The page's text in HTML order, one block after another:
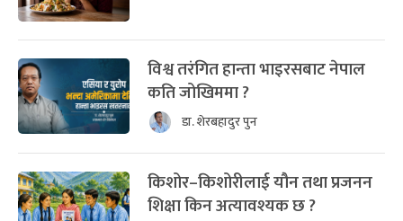
विश्व तरंगित हान्ता भाइरसबाट नेपाल
कति जोखिममा ?
डा. शेरबहादुर पुन
किशोर–किशोरीलाई यौन तथा प्रजनन
शिक्षा किन अत्यावश्यक छ ?